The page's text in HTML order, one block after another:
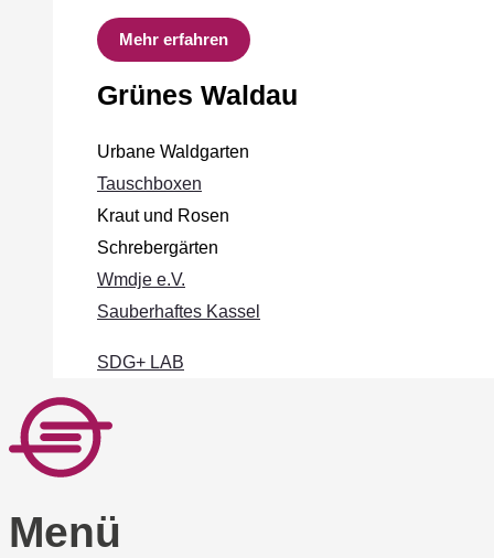
Mehr erfahren
Grünes Waldau
Urbane Waldgarten
Tauschboxen
Kraut und Rosen
Schrebergärten
Wmdje e.V.
Sauberhaftes Kassel
SDG+ LAB
Menü